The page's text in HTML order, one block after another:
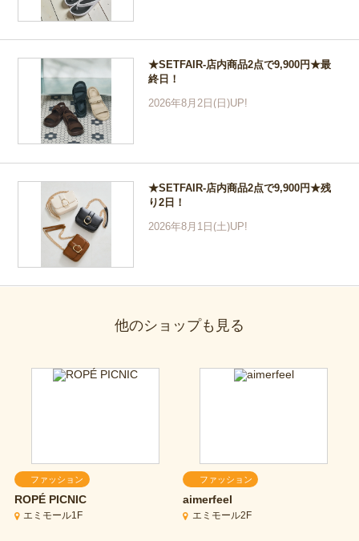
★SETFAIR-店内商品2点で9,900円★最
終日！
2026年8月2日(日)UP!
★SETFAIR-店内商品2点で9,900円★残
り2日！
2026年8月1日(土)UP!
他のショップも見る
ファッション
ROPÉ PICNIC
エミモール1F
ファッション
aimerfeel
エミモール2F